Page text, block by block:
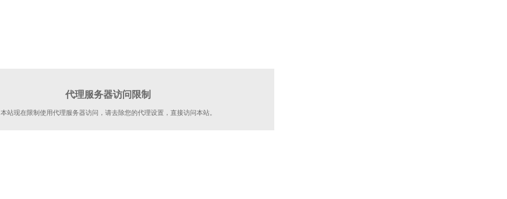
代理服务器访问限制
本站现在限制使用代理服务器访问，请去除您的代理设置，直接访问本站。